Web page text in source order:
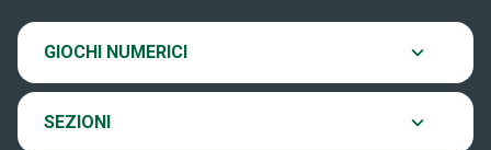
GIOCHI NUMERICI
Eurojackpot
SEZIONI
Ultima estrazione
Archivio estrazioni
Contatti